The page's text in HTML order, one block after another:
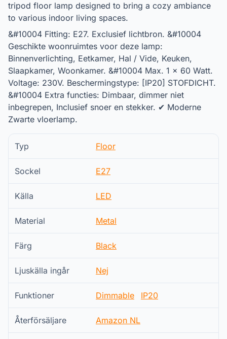
tripod floor lamp designed to bring a cozy ambiance
to various indoor living spaces.
&#10004 Fitting: E27. Exclusief lichtbron. &#10004
Geschikte woonruimtes voor deze lamp:
Binnenverlichting, Eetkamer, Hal / Vide, Keuken,
Slaapkamer, Woonkamer. &#10004 Max. 1 x 60 Watt.
Voltage: 230V. Beschermingstype: [IP20] STOFDICHT.
&#10004 Extra functies: Dimbaar, dimmer niet
inbegrepen, Inclusief snoer en stekker. ✔ Moderne
Zwarte vloerlamp.
Typ Floor
Sockel E27
Källa LED
Material Metal
Färg Black
Ljuskälla ingår Nej
Funktioner Dimmable IP20
Återförsäljare Amazon NL